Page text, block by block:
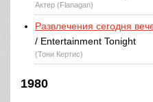
Актер (Flanagan)
Развлечения сегодня
/ Entertainment Tonight
(Тони Кертис)
1980